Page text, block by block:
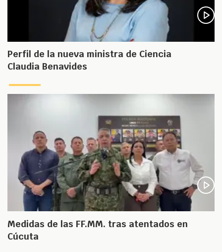
Perfil de la nueva ministra de Ciencia
Claudia Benavides
Medidas de las FF.MM. tras atentados en
Cúcuta